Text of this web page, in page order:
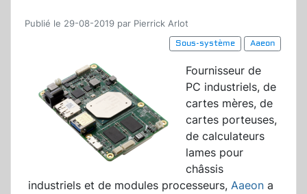
Publié le 29-08-2019 par Pierrick Arlot
Sous-système
Aaeon
Fournisseur de
PC industriels, de
cartes mères, de
cartes porteuses,
de calculateurs
lames pour
châssis
industriels et de modules processeurs, Aaeon a